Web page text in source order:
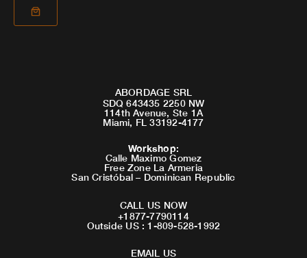
ABORDAGE SRL
SDQ 643435 2250 NW
114th Avenue, Ste 1A
Miami, FL 33192-4177
Workshop:
Calle Maximo Gomez
Free Zone La Armeria
San Cristóbal – Dominican Republic
CALL US NOW
+1877-7790114
Outside US : 1-809-528-1992
EMAIL US